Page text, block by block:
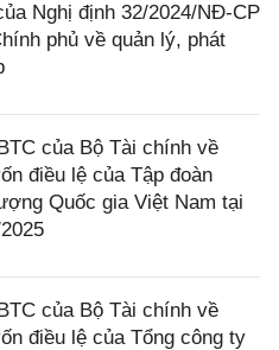
Nghị định 32/2024/NĐ-CP
phủ về quản lý, phát
của Bộ Tài chính về
điều lệ của Tập đoàn
Quốc gia Việt Nam tại
của Bộ Tài chính về
điều lệ của Tổng công ty